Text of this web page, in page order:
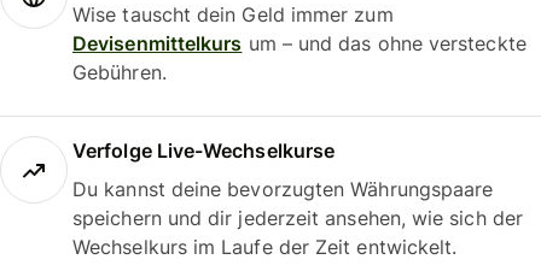
Wise tauscht dein Geld immer zum
Devisenmittelkurs um – und das ohne versteckte
Gebühren.
Verfolge Live-Wechselkurse
Du kannst deine bevorzugten Währungspaare
speichern und dir jederzeit ansehen, wie sich der
Wechselkurs im Laufe der Zeit entwickelt.